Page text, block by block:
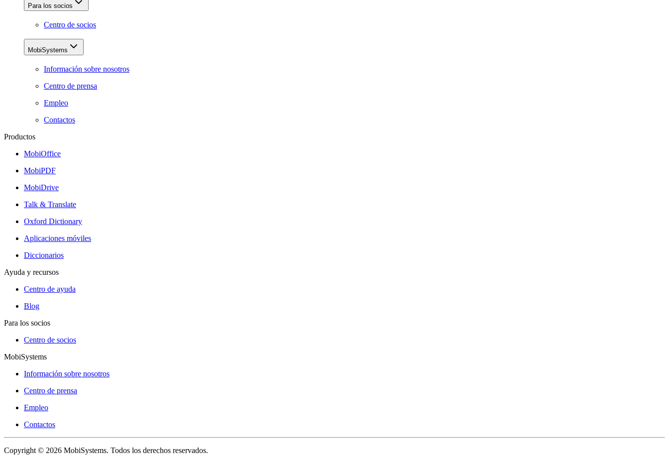
Para los socios
Centro de socios
MobiSystems
Información sobre nosotros
Centro de prensa
Empleo
Contactos
Productos
MobiOffice
MobiPDF
MobiDrive
Talk & Translate
Oxford Dictionary
Aplicaciones móviles
Diccionarios
Ayuda y recursos
Centro de ayuda
Blog
Para los socios
Centro de socios
MobiSystems
Información sobre nosotros
Centro de prensa
Empleo
Contactos
Copyright © 2026 MobiSystems. Todos los derechos reservados.